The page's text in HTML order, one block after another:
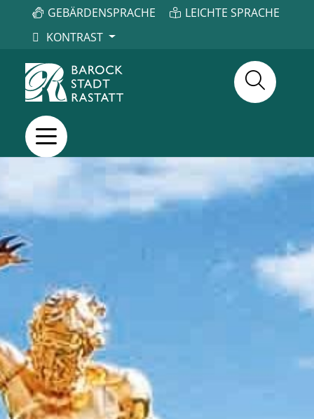
GEBÄRDENSPRACHE
LEICHTE SPRACHE
KONTRAST